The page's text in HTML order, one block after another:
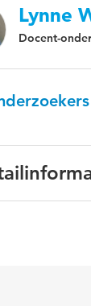
Lynne
Docent-